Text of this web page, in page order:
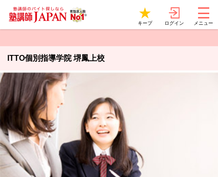
キープ ログイン メニュー
ITTO個別指導学院 堺鳳上校